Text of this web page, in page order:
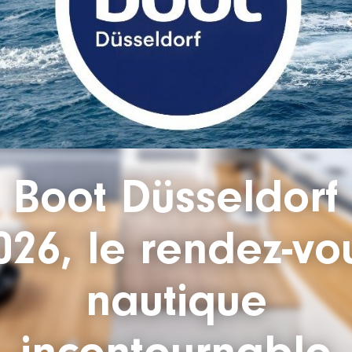
Boot Düsseldorf
le rendez-
nautique